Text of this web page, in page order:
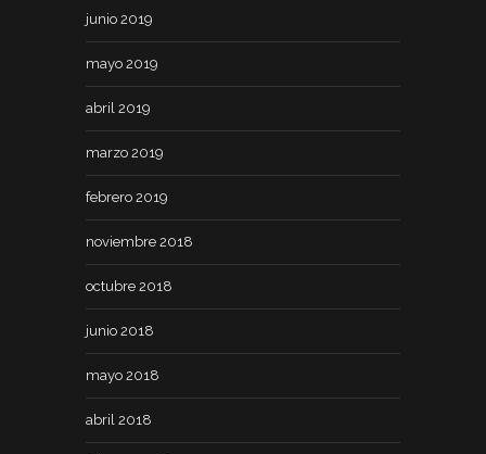
junio 2019
mayo 2019
abril 2019
marzo 2019
febrero 2019
noviembre 2018
octubre 2018
junio 2018
mayo 2018
abril 2018